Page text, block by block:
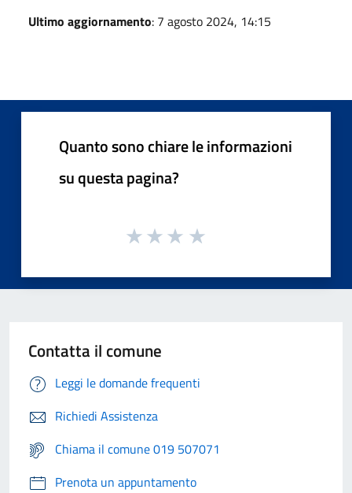
Ultimo aggiornamento: 7 agosto 2024, 14:15
Quanto sono chiare le informazioni
su questa pagina?
Contatta il comune
Leggi le domande frequenti
Richiedi Assistenza
Chiama il comune 019 507071
Prenota un appuntamento